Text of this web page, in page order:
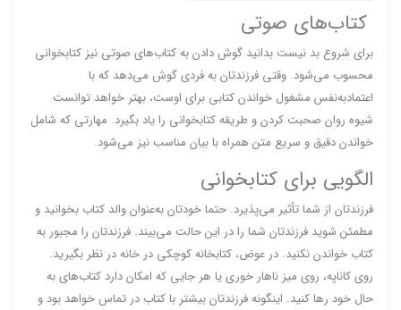
کتاب‌های صوتی
برای شروع بد نیست بدانید گوش دادن به کتاب‌های صوتی نیز کتابخوانی
محسوب می‌شود. وقتی فرزندتان به فردی گوش می‌دهد که با
اعتماد‌به‌نفس مشغول خواندن کتابی برای اوست، بهتر خواهد توانست
شیوه روان صحبت کردن و طریقه کتابخوانی را یاد بگیرد. مهارتی که شامل
خواندن دقیق و سریع متن همراه با بیان مناسب نیز می‌شود.
الگویی برای کتابخوانی
فرزندتان از شما تأثیر می‌پذیرد. حتما خودتان به‌عنوان والد کتاب بخوانید و
مطمئن شوید فرزندتان شما را در این حالت می‌بیند. فرزندتان را مجبور به
کتاب خواندن نکنید. در عوض، کتابخانه کوچکی در خانه در نظر بگیرید.
روی کاناپه، روی میز ناهار خوری یا هر جایی که امکان دارد کتاب‌های به
حال خود رها کنید. اینگونه فرزندتان بیشتر با کتاب در تماس خواهد بود و